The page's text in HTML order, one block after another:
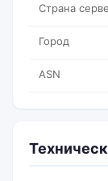
Страна
Город
ASN